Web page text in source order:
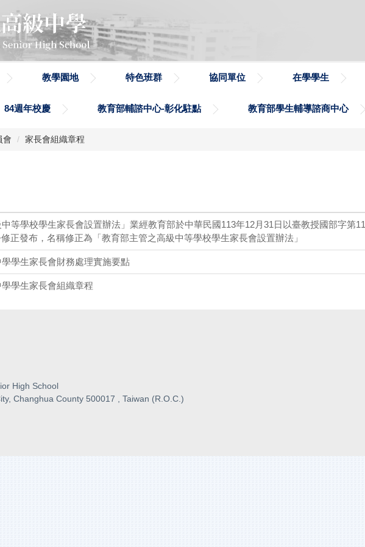
教學園地 特色班群 協同單位 在學學生
84週年校慶 教育部輔諮中心-彰化駐點 教育部學生輔導諮商中心
會 家長會組織章程
中等學校學生家長會設置辦法」業經教育部於中華民國113年12月31日以臺教授國部字第11
正發布，名稱修正為「教育部主管之高級中等學校學生家長會設置辦法」
學生家長會財務處理實施要點
學生家長會組織章程
High School
Changhua County 500017 , Taiwan (R.O.C.)